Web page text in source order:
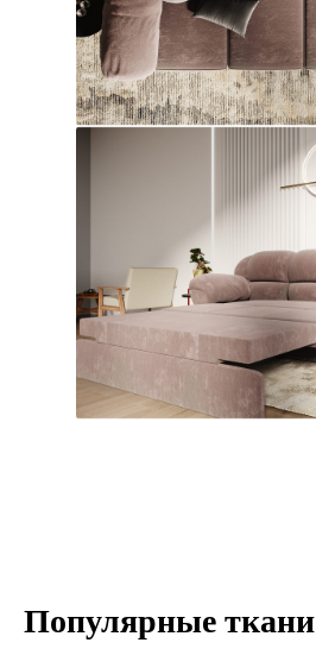
Популярные ткани